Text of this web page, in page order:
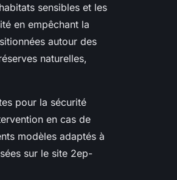
sensibles et les
en empêchant la
autour des
naturelles,
pour la sécurité
en cas de
modèles adaptés à
sur le site 2ep-